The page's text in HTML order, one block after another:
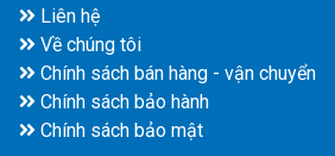
Liên hệ
Về chúng tôi
Chính sách bán hàng - vận chuyển
Chính sách bảo hành
Chính sách bảo mật